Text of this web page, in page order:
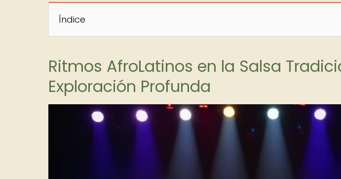
Índice
Ritmos AfroLatinos en la Salsa
Exploración Profunda